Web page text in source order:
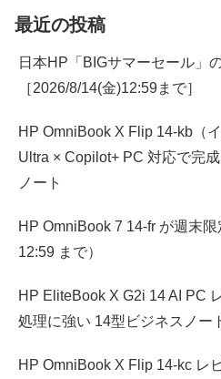
最近の投稿
日本HP「BIGサマーセール」
［2026/8/14(金)12:59まで］
HP OmniBook X Flip 14-kb（
Ultra × Copilot+ PC 対応で完
ノート
HP OmniBook 7 14-fr が週末
12:59 まで）
HP EliteBook X G2i 14 AI PC
処理に強い 14型ビジネスノー
HP OmniBook X Flip 14-kc レ